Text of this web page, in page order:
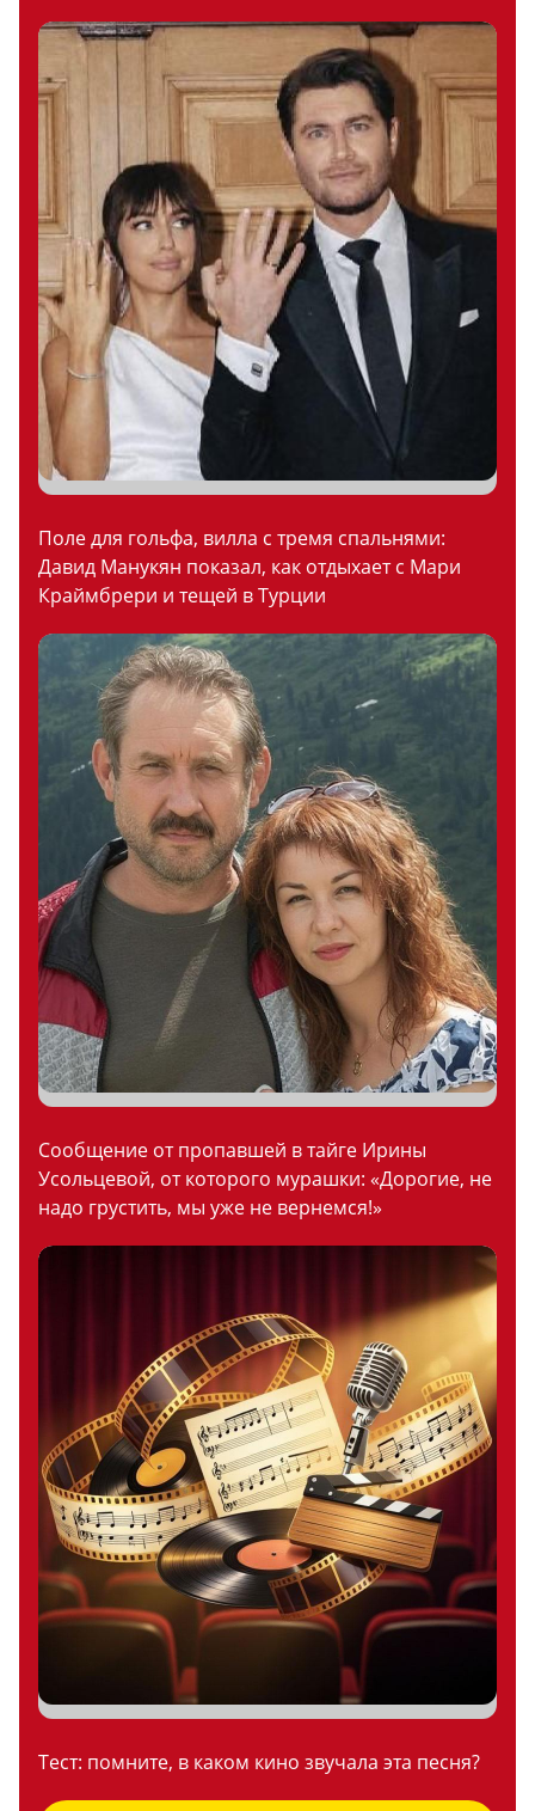
Поле для гольфа, вилла с тремя спальнями:
Давид Манукян показал, как отдыхает с Мари
Краймбрери и тещей в Турции
Сообщение от пропавшей в тайге Ирины
Усольцевой, от которого мурашки: «Дорогие, не
надо грустить, мы уже не вернемся!»
Тест: помните, в каком кино звучала эта песня?